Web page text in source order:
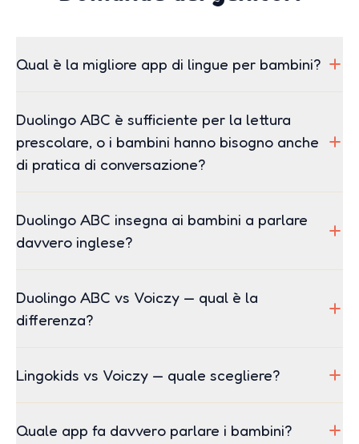
Qual è la migliore app di lingue per bambini?
Duolingo ABC è sufficiente per la lettura
prescolare, o i bambini hanno bisogno anche
di pratica di conversazione?
Duolingo ABC insegna ai bambini a parlare
davvero inglese?
Duolingo ABC vs Voiczy — qual è la
differenza?
Lingokids vs Voiczy — quale scegliere?
Quale app fa davvero parlare i bambini?